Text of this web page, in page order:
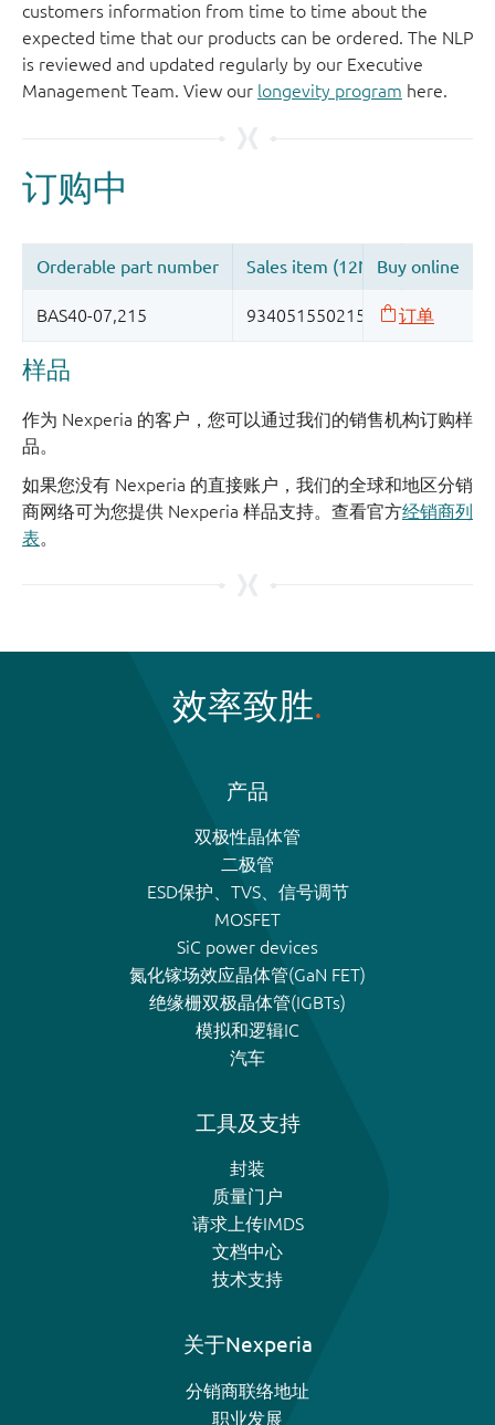
customers information from time to time about the
expected time that our products can be ordered. The NLP
is reviewed and updated regularly by our Executive
Management Team. View our longevity program here.
样品
作为 Nexperia 的客户，您可以通过我们的销售机构订购样
品。
如果您没有 Nexperia 的直接账户，我们的全球和地区分销
商网络可为您提供 Nexperia 样品支持。查看官方经销商列
表
效率致胜
产品
双极性晶体管
二极管
ESD保护、TVS、信号调节
MOSFET
SiC power devices
氮化镓场效应晶体管(GaN FET)
绝缘栅双极晶体管(IGBTs)
模拟和逻辑IC
汽车
工具及支持
封装
质量门户
请求上传IMDS
文档中心
技术支持
关于Nexperia
分销商联络地址
职业发展